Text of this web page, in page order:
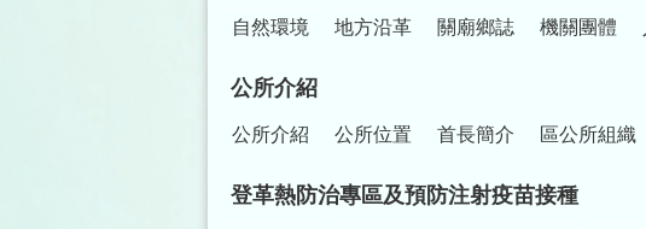
自然環境 地方沿革 關廟鄉誌 機關團體
公所介紹
公所介紹 公所位置 首長簡介 區公所組織
登革熱防治專區及預防注射疫苗接種